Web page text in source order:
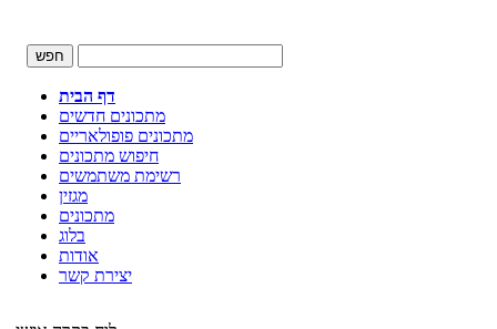
דף הבית
מתכונים חדשים
מתכונים פופולאריים
חיפוש מתכונים
רשימת משתמשים
מגזין
מתכונים
בלוג
אודות
יצירת קשר